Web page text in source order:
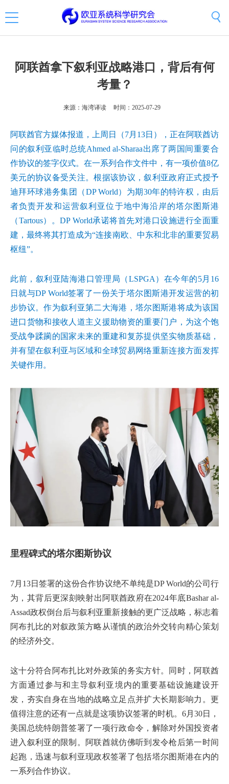
阿联酋拿下叙利亚战略港口，背后有何
考量？
来源：海湾译读 时间：2025-07-29
阿联酋官方媒体报道，上周日（7月13日），正在阿联酋访
问的叙利亚临时总统Ahmed al-Sharaa出席了两国间重要合
作协议的签字仪式。在一系列合作文件中，有一项价值8亿
美元的协议备受关注。根据该协议，叙利亚政府正式授予
迪拜环球港务集团（DP World）为期30年的特许权，由后
者负责开发和运营叙利亚位于地中海沿岸的塔尔图斯港
（Tartous）。DP World承诺将首先对港口设施进行全面重
建，最终将其打造成为“连接南欧、中东和北非的重要贸易
枢纽”。
此前，叙利亚陆海港口管理局（LSPGA）在今年的5月16
日就与DP World签署了一份关于塔尔图斯港开发运营的初
步协议。作为叙利亚第二大海港，塔尔图斯港将成为该国
进口货物和接收人道主义援助物资的重要门户，为这个饱
受战争蹂躏的国家未来的重建和复苏提供坚实物质基础，
并有望在叙利亚与区域和全球贸易网络重新连接方面发挥
关键作用。
里程碑式的塔尔图斯协议
7月13日签署的这份合作协议绝不单纯是DP World的公司行
为，其背后更深刻映射出阿联酋政府在2024年底Bashar al-
Assad政权倒台后与叙利亚重新接触的更广泛战略，标志着
阿布扎比的对叙政策方略从谨慎的政治外交转向精心策划
的经济外交。
这十分符合阿布扎比对外政策的务实方针。同时，阿联酋
方面通过参与和主导叙利亚境内的重要基础设施建设开
发，夯实自身在当地的战略立足点并扩大长期影响力。更
值得注意的还有一点就是这项协议签署的时机。6月30日，
美国总统特朗普签署了一项行政命令，解除对外国投资者
进入叙利亚的限制。阿联酋就仿佛听到发令枪后第一时间
起跑，迅速与叙利亚现政权签署了包括塔尔图斯港在内的
一系列合作协议。